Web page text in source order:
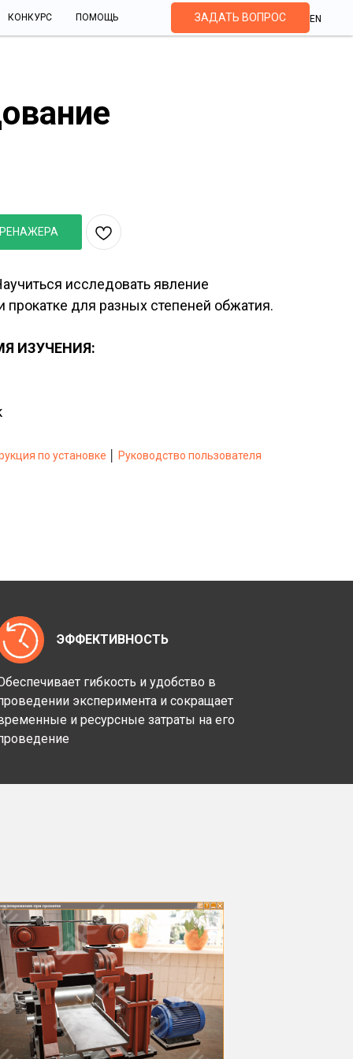
КОНКУРС ПОМОЩЬ ЗАДАТЬ ВОПРОС EN
исследовать явление
для разных степеней обжатия.
ИЗУЧЕНИЯ:
по установке Руководство пользователя
ЭФФЕКТИВНОСТЬ
гибкость и удобство в
эксперимента и сокращает
и ресурсные затраты на его